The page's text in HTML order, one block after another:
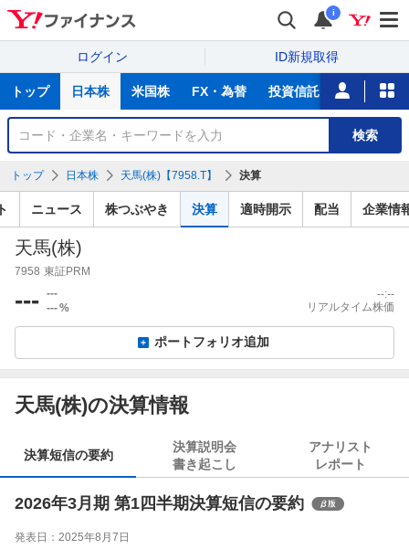
i
ログイン ID新規取得
サ
トップ 日本株 米国株 FX・為替 投資信託 ニュース
銘
検
検索
トップ 日本株 天馬(株)【7958.T】 決算
ニュース 株つぶやき 決算 適時開示 配当 企業情
天馬(株)
7958 東証PRM
--- ---
---%
--:--
リアルタイム株価
ポートフォリオ追加
天馬(株)の決算情報
決算短信の要約
決算説明会
書き起こし
アナリスト
レポート
2026年3月期 第1四半期決算短信の要約
発表日： 2025年8月7日